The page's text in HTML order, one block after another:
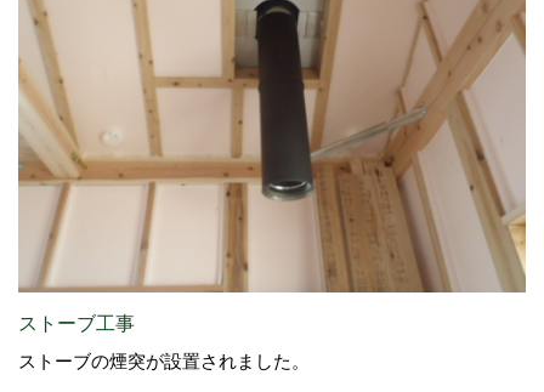
ストーブ工事
ストーブの煙突が設置されました。